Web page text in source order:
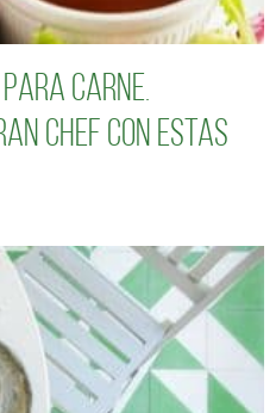
carne.
chef con estas